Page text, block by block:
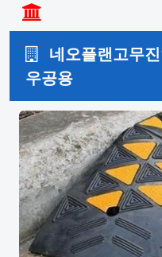
네오플랜고무
우공용